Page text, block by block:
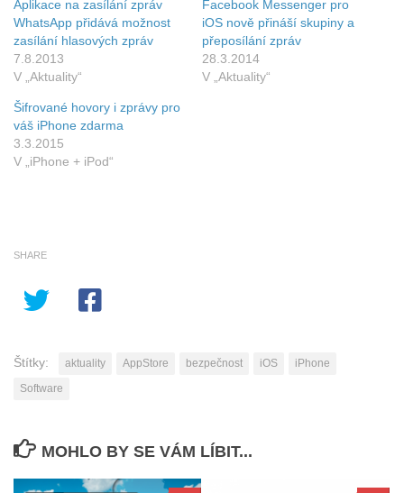
Aplikace na zasílání zpráv
WhatsApp přidává možnost
zasílání hlasových zpráv
7.8.2013
V „Aktuality“
Facebook Messenger pro
iOS nově přináší skupiny a
přeposílání zpráv
28.3.2014
V „Aktuality“
Šifrované hovory i zprávy pro
váš iPhone zdarma
3.3.2015
V „iPhone + iPod“
SHARE
Štítky: aktuality AppStore bezpečnost iOS
iPhone
Software
MOHLO BY SE VÁM LÍBIT...